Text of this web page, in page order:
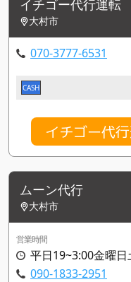
イチゴー代行運転
大村市
070-3777-6531
CASH
イチゴー代
ムーン代行
大村市
営業時間
平日19~3:00金曜
090-1833-2951